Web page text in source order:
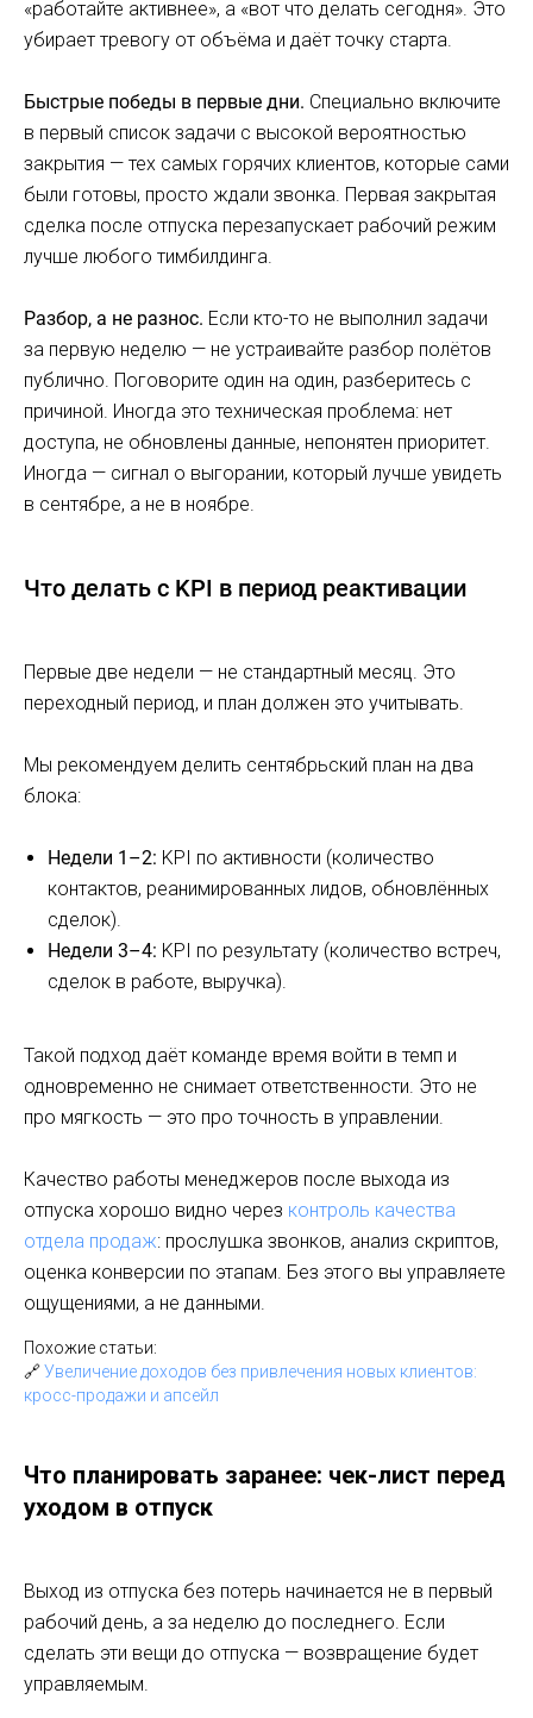
«работайте активнее», а «вот что делать сегодня». Это
убирает тревогу от объёма и даёт точку старта.
Быстрые победы в первые дни. Специально включите
в первый список задачи с высокой вероятностью
закрытия — тех самых горячих клиентов, которые сами
были готовы, просто ждали звонка. Первая закрытая
сделка после отпуска перезапускает рабочий режим
лучше любого тимбилдинга.
Разбор, а не разнос. Если кто-то не выполнил задачи
за первую неделю — не устраивайте разбор полётов
публично. Поговорите один на один, разберитесь с
причиной. Иногда это техническая проблема: нет
доступа, не обновлены данные, непонятен приоритет.
Иногда — сигнал о выгорании, который лучше увидеть
в сентябре, а не в ноябре.
Что делать с KPI в период реактивации
Первые две недели — не стандартный месяц. Это
переходный период, и план должен это учитывать.
Мы рекомендуем делить сентябрьский план на два
блока:
Недели 1–2: KPI по активности (количество
контактов, реанимированных лидов, обновлённых
сделок).
Недели 3–4: KPI по результату (количество встреч,
сделок в работе, выручка).
Такой подход даёт команде время войти в темп и
одновременно не снимает ответственности. Это не
про мягкость — это про точность в управлении.
Качество работы менеджеров после выхода из
отпуска хорошо видно через контроль качества
отдела продаж: прослушка звонков, анализ скриптов,
оценка конверсии по этапам. Без этого вы управляете
ощущениями, а не данными.
Похожие статьи:
🔗Увеличение доходов без привлечения новых клиентов:
кросс-продажи и апсейл
Что планировать заранее: чек-лист перед
уходом в отпуск
Выход из отпуска без потерь начинается не в первый
рабочий день, а за неделю до последнего. Если
сделать эти вещи до отпуска — возвращение будет
управляемым.